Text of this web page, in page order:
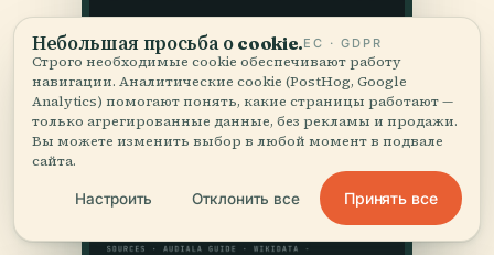
Небольшая просьба о cookie.ЕС · GDPR
Строго необходимые cookie обеспечивают работу
навигации. Аналитические cookie (PostHog, Google
Analytics) помогают понять, какие страницы работают —
только агрегированные данные, без рекламы и продажи.
Вы можете изменить выбор в любой момент в подвале
сайта.
Настроить Отклонить все Принять все